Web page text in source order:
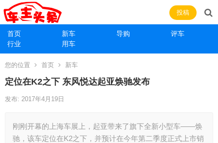
首页 新车 导购
评车
行业
用车
投稿
您的位置 首页 新车
定位在K2之下 东风悦达起亚焕驰发布
发布: 2017年4月19日
刚刚开幕的上海车展上，起亚带来了旗下全新小型车——焕
驰，该车定位在K2之下，并预计在今年第二季度正式上市销